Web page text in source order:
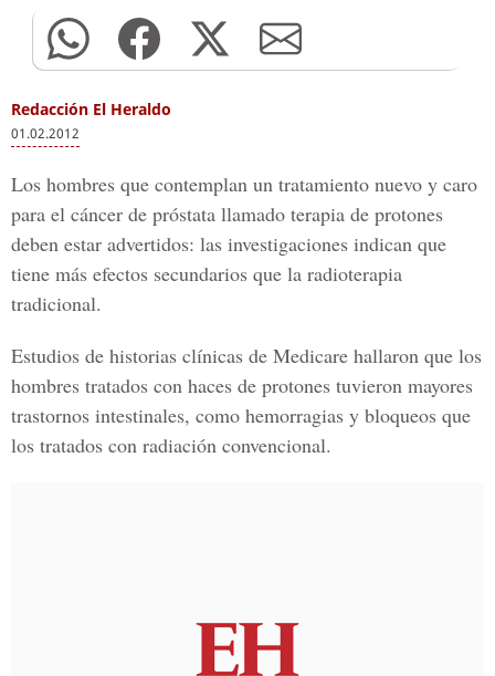
Redacción El Heraldo
01.02.2012
Los hombres que contemplan un tratamiento nuevo y caro
para el cáncer de próstata llamado terapia de protones
deben estar advertidos: las investigaciones indican que
tiene más efectos secundarios que la radioterapia
tradicional.
Estudios de historias clínicas de Medicare hallaron que los
hombres tratados con haces de protones tuvieron mayores
trastornos intestinales, como hemorragias y bloqueos que
los tratados con radiación convencional.